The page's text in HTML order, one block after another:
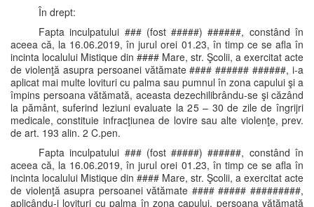
În drept:
Fapta inculpatului ### (fost #####) ######, constând în
aceea că, la 16.06.2019, în jurul orei 01.23, în timp ce se afla în
incinta localului Mistique din #### Mare, str. Şcolii, a exercitat acte
de violenţă asupra persoanei vătămate #### ###### ######, i-a
aplicat mai multe lovituri cu palma sau pumnul în zona capului şi a
împins persoana vătămată, aceasta dezechilibrându-se şi căzând
la pământ, suferind leziuni evaluate la 25 – 30 de zile de îngrijri
medicale, constituie infracţiunea de lovire sau alte violenţe, prev.
de art. 193 alin. 2 C.pen.
Fapta inculpatului ### (fost #####) ######, constând în
aceea că, la 16.06.2019, în jurul orei 01.23, în timp ce se afla în
incinta localului Mistique din #### Mare, str. Şcolii, a exercitat acte
de violenţă asupra persoanei vătămate #### ##### #########,
aplicându-i lovituri cu palma în zona capului, persoana vătămată